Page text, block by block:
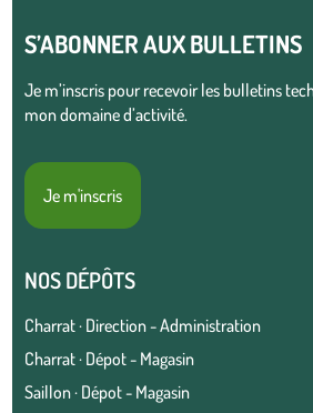
S’ABONNER AUX BULLETINS
Je m’inscris pour recevoir les bulletins
mon domaine d’activité.
Je m'inscris
NOS DÉPÔTS
Charrat · Direction - Administration
Charrat · Dépot - Magasin
Saillon · Dépot - Magasin